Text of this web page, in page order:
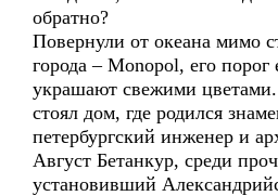
обратно?
Повернули от океана мимо
города – Monopol, его порог
украшают свежими
стоял дом, где родился
петербургский инженер и
Август Бетанкур, среди
установивший